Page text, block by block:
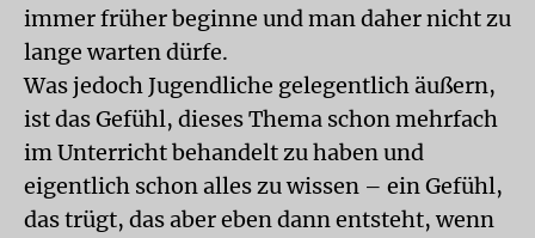
immer früher beginne und man daher nicht zu
lange warten dürfe.
Was jedoch Jugendliche gelegentlich äußern,
ist das Gefühl, dieses Thema schon mehrfach
im Unterricht behandelt zu haben und
eigentlich schon alles zu wissen – ein Gefühl,
das trügt, das aber eben dann entsteht, wenn